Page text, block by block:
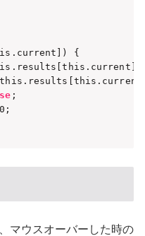
{
;
0 ;
マウスオーバーした時の